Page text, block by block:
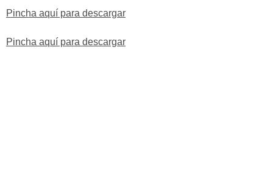
Pincha aquí para descargar
Pincha aquí para descargar